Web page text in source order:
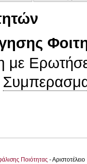
με
Ποιότητας -